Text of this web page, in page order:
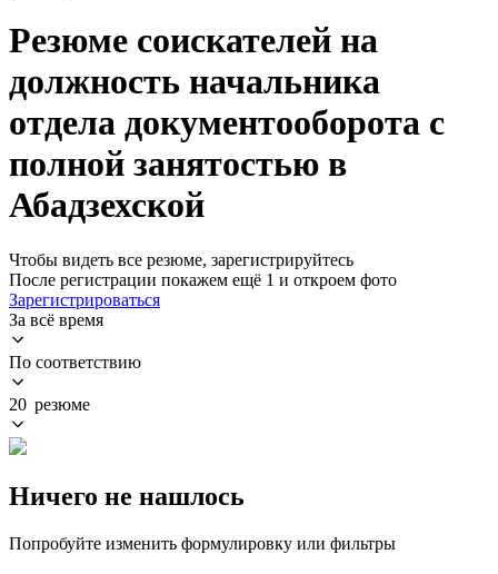
Резюме соискателей на
должность начальника
отдела документооборота с
полной занятостью в
Абадзехской
Чтобы видеть все резюме, зарегистрируйтесь
После регистрации покажем ещё 1 и откроем фото
Зарегистрироваться
За всё время
По соответствию
20 резюме
Ничего не нашлось
Попробуйте изменить формулировку или фильтры